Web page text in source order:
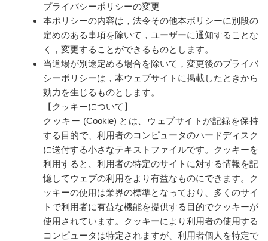
プライバシーポリシーの変更
本ポリシーの内容は，法令その他本ポリシーに別段の
定めのある事項を除いて，ユーザーに通知することな
く，変更することができるものとします。
当道場が別途定める場合を除いて，変更後のプライバ
シーポリシーは，本ウェブサイトに掲載したときから
効力を生じるものとします。
【クッキーについて】
クッキー (Cookie) とは、ウェブサイトが記録を保持
する目的で、利用者のコンピュータのハードディスク
に送付する小さなテキストファイルです。クッキーを
利用すると、利用者の特定のサイトに対する情報を記
憶してウェブの利用をより有益なものにできます。ク
ッキーの使用は業界の標準となっており、多くのサイ
トで利用者に有益な機能を提供する目的でクッキーが
使用されています。クッキーにより利用者の使用する
コンピュータは特定されますが、利用者個人を特定で